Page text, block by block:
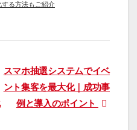
る方法もご紹介
スマホ抽選システムでイベ
ント集客を最大化｜成功事
例と導入のポイント